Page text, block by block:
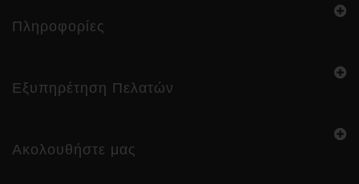
Πληροφορίες
Εξυπηρέτηση Πελατών
Ακολουθήστε μας